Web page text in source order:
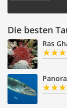
Die besten
Ras